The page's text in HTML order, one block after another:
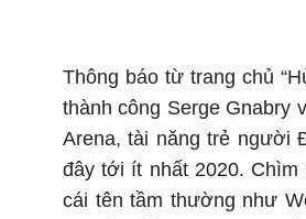
Thông báo từ trang chủ
thành công Serge Gnabry
Arena, tài năng trẻ người
đây tới ít nhất 2020. Chìm
cái tên tầm thường như